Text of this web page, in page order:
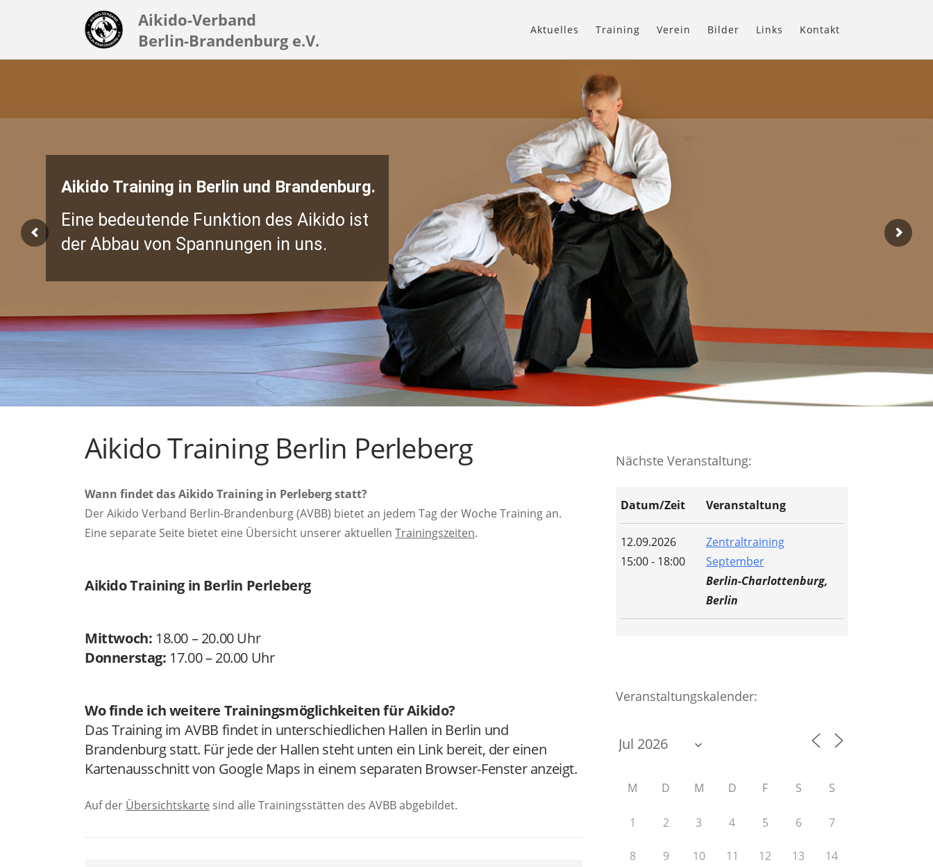
Aikido-Verband
Berlin-Brandenburg e.V.
Aktuelles Training Verein Bilder Links Kontakt
Aikido Training in Berlin und Brandenburg.
Eine bedeutende Funktion des Aikido ist
der Abbau von Spannungen in uns.
Aikido Training Berlin Perleberg
Wann findet das Aikido Training in Perleberg statt?
Der Aikido Verband Berlin-Brandenburg (AVBB) bietet an jedem Tag der Woche Training an.
Eine separate Seite bietet eine Übersicht unserer aktuellen Trainingszeiten.
Aikido Training in Berlin Perleberg
Mittwoch: 18.00 – 20.00 Uhr
Donnerstag: 17.00 – 20.00 Uhr
Wo finde ich weitere Trainingsmöglichkeiten für Aikido?
Das Training im AVBB findet in unterschiedlichen Hallen in Berlin und
Brandenburg statt. Für jede der Hallen steht unten ein Link bereit, der einen
Kartenausschnitt von Google Maps in einem separaten Browser-Fenster anzeigt.
Auf der Übersichtskarte sind alle Trainingsstätten des AVBB abgebildet.
Nächste Veranstaltung:
Datum/Zeit Veranstaltung
12.09.2026
15:00 - 18:00
Zentraltraining
September
Berlin-Charlottenburg,
Berlin
Veranstaltungskalender:
M D M D F S S
1 2 3 4 5 6 7
8 9 10 11 12 13 14